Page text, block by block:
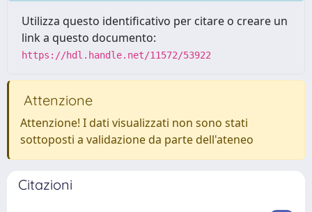
Utilizza questo identificativo per citare o creare un
link a questo documento:
https://hdl.handle.net/11572/53922
Attenzione
Attenzione! I dati visualizzati non sono stati
sottoposti a validazione da parte dell'ateneo
Citazioni